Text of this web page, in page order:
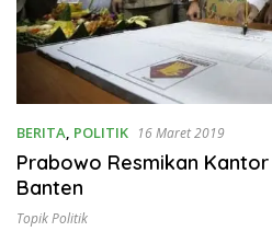
BERITA, POLITIK 16 Maret 2019
Prabowo Resmikan
Banten
Topik Politik